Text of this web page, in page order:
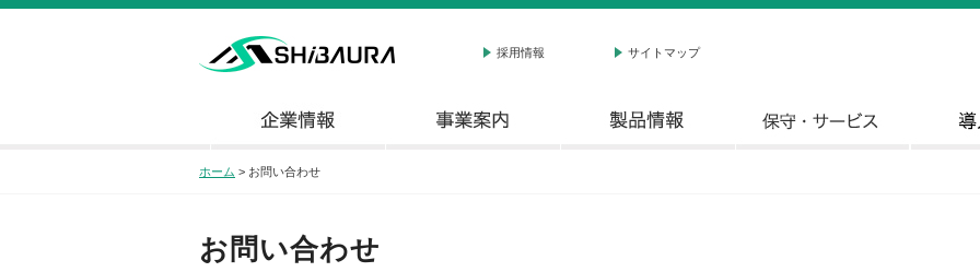
採用情報 サイトマップ
ホーム > お問い合わせ
お問い合わせ